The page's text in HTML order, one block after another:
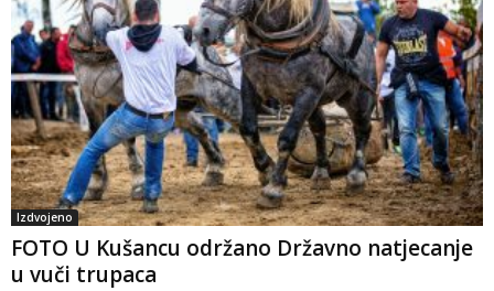
Izdvojeno
FOTO U Kušancu održano Državno natjecanje
u vuči trupaca